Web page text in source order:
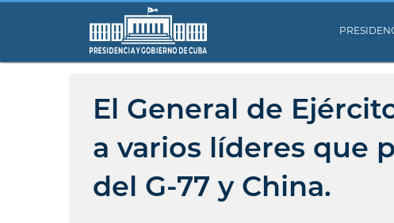
El General de
a varios líderes que
del G-77 y China.